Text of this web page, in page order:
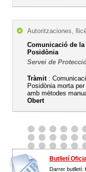
Autoritzaciones,
Comunicació de la
Posidònia
Servei de
Tràmit:
Posidònia morta
amb mètodes
Obert
Butlletí
Darrer butlletí: